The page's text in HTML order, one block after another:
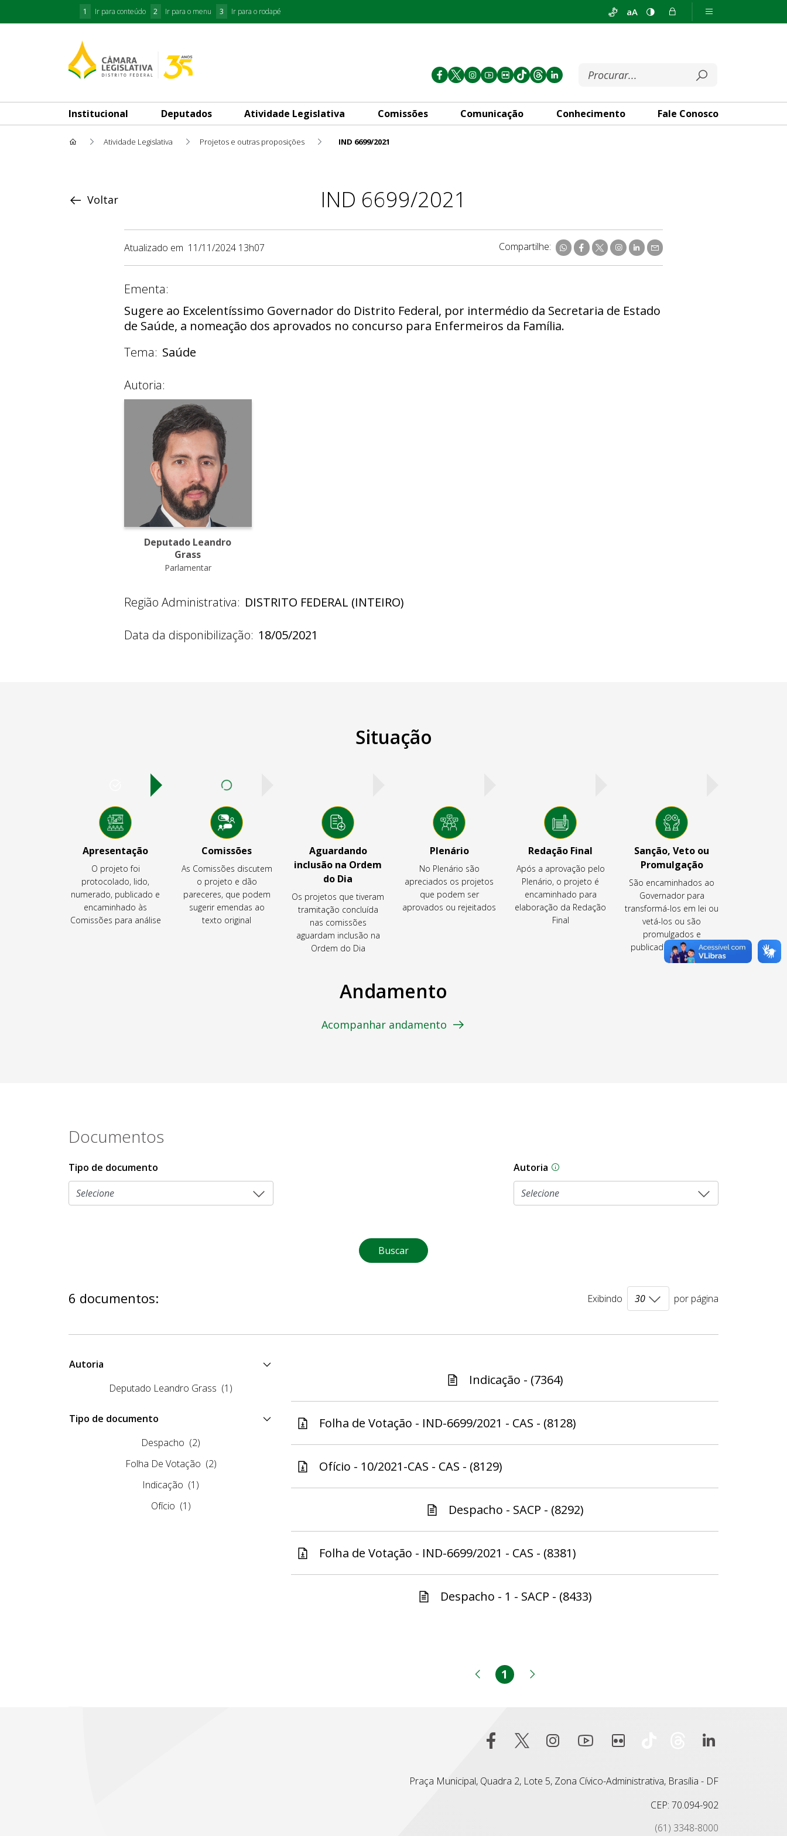
1 Ir para conteúdo 2 Ir para o menu 3 Ir para o rodapé aA
Institucional Deputados Atividade Legislativa Comissões Comunicação Conhecimento Fale Conosco
Atividade Legislativa Projetos e outras proposições IND 6699/2021
IND 6699/2021
Voltar
Atualizado em 11/11/2024 13h07 Compartilhe:
Ementa:
Sugere ao Excelentíssimo Governador do Distrito Federal, por intermédio da Secretaria de Estado
de Saúde, a nomeação dos aprovados no concurso para Enfermeiros da Família.
Tema: Saúde
Autoria:
Deputado Leandro
Grass
Parlamentar
Região Administrativa: DISTRITO FEDERAL (INTEIRO)
Data da disponibilização: 18/05/2021
Situação
Apresentação
O projeto foi
protocolado, lido,
numerado, publicado e
encaminhado às
Comissões para análise
Comissões
As Comissões discutem
o projeto e dão
pareceres, que podem
sugerir emendas ao
texto original
Aguardando
inclusão na Ordem
do Dia
Os projetos que tiveram
tramitação concluída
nas comissões
aguardam inclusão na
Ordem do Dia
Plenário
No Plenário são
apreciados os projetos
que podem ser
aprovados ou rejeitados
Redação Final
Após a aprovação pelo
Plenário, o projeto é
encaminhado para
elaboração da Redação
Final
Sanção, Veto ou
Promulgação
São encaminhados ao
Governador para
transformá-los em lei ou
vetá-los ou são
promulgados e
publicados pela CLDF
Andamento
Acompanhar andamento
Documentos
Tipo de documento Autoria As proposições legislativas na CLDF podem ser
Buscar
6 documentos: Exibindo por página
Autoria
Deputado Leandro Grass (1)
Tipo de documento
Despacho (2)
Folha De Votação (2)
Indicação (1)
Ofício (1)
Indicação - (7364)
Folha de Votação - IND-6699/2021 - CAS - (8128)
Ofício - 10/2021-CAS - CAS - (8129)
Despacho - SACP - (8292)
Folha de Votação - IND-6699/2021 - CAS - (8381)
Despacho - 1 - SACP - (8433)
Página anterior
Página
1
Praça Municipal, Quadra 2, Lote 5, Zona Cívico-Administrativa, Brasília - DF
CEP: 70.094-902
(61) 3348-8000